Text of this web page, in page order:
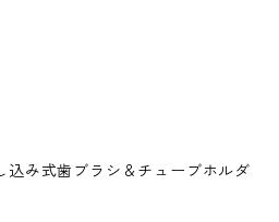
み式歯ブラシ＆チューブホルダ